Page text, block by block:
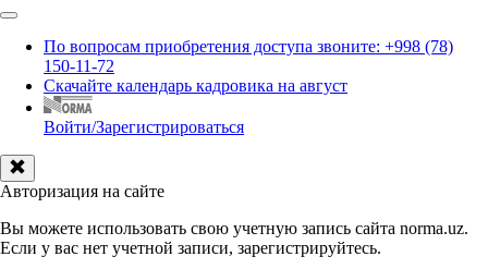
По вопросам приобретения доступа звоните: +998 (78)
150-11-72
Скачайте календарь кадровика на август
Войти/Зарегистрироваться
Авторизация на сайте
Вы можете использовать свою учетную запись сайта norma.uz.
Если у вас нет учетной записи, зарегистрируйтесь.